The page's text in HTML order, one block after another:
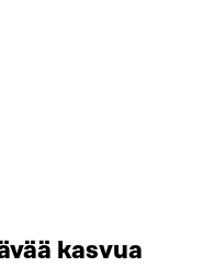
kasvua